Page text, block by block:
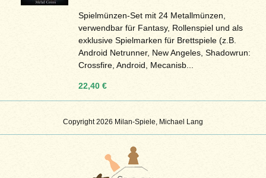
Copyright 2026 Milan-Spiele, Michael Lang
Spielmünzen-Set mit 24 Metallmünzen,
verwendbar für Fantasy, Rollenspiel und als
exklusive Spielmarken für Brettspiele (z.B.
Android Netrunner, New Angeles, Shadowrun:
Crossfire, Android, Mecanisb...
22,40 €